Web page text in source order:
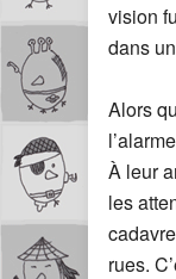
vision
dans
Alors
À leur
les
rues.